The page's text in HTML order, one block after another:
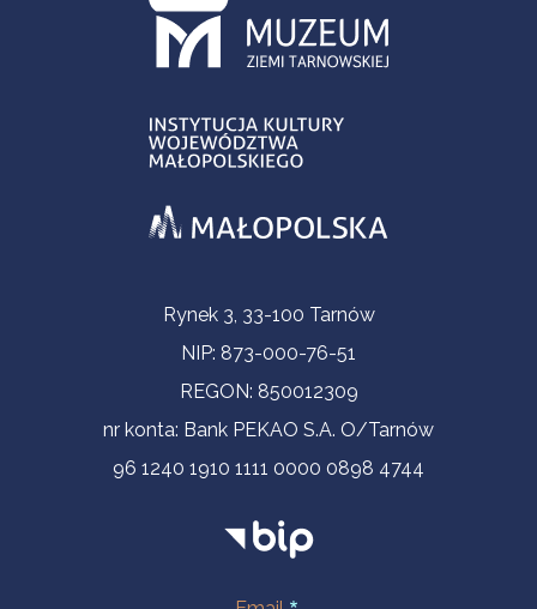
Informacje kontaktoweRynek 3, 33-100 Tarnów
NIP: 873-000-76-51
REGON: 850012309
nr konta: Bank PEKAO S.A. O/Tarnów
96 1240 1910 1111 0000 0898 4744